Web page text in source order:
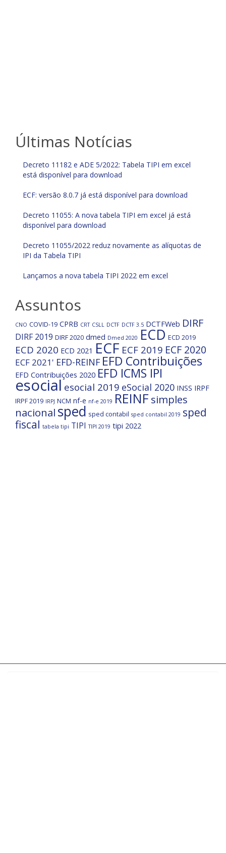
Últimas Notícias
Decreto 11182 e ADE 5/2022: Tabela TIPI em excel
está disponível para download
ECF: versão 8.0.7 já está disponível para download
Decreto 11055: A nova tabela TIPI em excel já está
disponível para download
Decreto 11055/2022 reduz novamente as alíquotas de
IPI da Tabela TIPI
Lançamos a nova tabela TIPI 2022 em excel
Assuntos
CNO COVID-19 CPRB CRT CSLL DCTF DCTF 3.5 DCTFWeb DIRF
DIRF 2019 DIRF 2020 dmed Dmed 2020 ECD ECD 2019
ECD 2020 ECD 2021 ECF ECF 2019 ECF 2020
ECF 2021' EFD-REINF EFD Contribuições
EFD Contribuições 2020 EFD ICMS IPI
esocial esocial 2019 eSocial 2020 INSS IRPF
IRPF 2019 IRPJ NCM nf-e nf-e 2019 REINF simples
nacional sped sped contabil sped contabil 2019 sped
fiscal tabela tipi TIPI TIPI 2019 tipi 2022